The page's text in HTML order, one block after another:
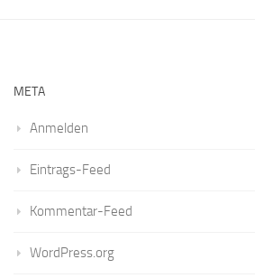
META
Anmelden
Eintrags-Feed
Kommentar-Feed
WordPress.org